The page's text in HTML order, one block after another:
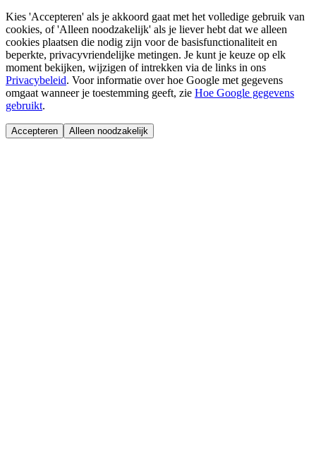
Kies 'Accepteren' als je akkoord gaat met het volledige gebruik van
cookies, of 'Alleen noodzakelijk' als je liever hebt dat we alleen
cookies plaatsen die nodig zijn voor de basisfunctionaliteit en
beperkte, privacyvriendelijke metingen. Je kunt je keuze op elk
moment bekijken, wijzigen of intrekken via de links in ons
Privacybeleid. Voor informatie over hoe Google met gegevens
omgaat wanneer je toestemming geeft, zie Hoe Google gegevens
gebruikt.
Accepteren Alleen noodzakelijk